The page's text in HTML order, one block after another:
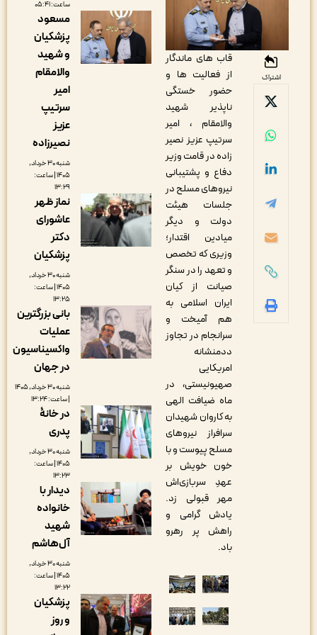
قاب های ماندگار
از فعالیت ها و
حضور خستگی
ناپذیر شهید
والامقام ، امیر
سرتیپ عزیز نصیر
زاده در قامت وزیر
دفاع و پشتیبانی
نیروهای مسلح در
جلسات هیئت
دولت و دیگر
میادین اقتدار؛
وزیری که تخصص
و تعهد را در سنگر
صیانت از کیان
ایران اسلامی به
هم آمیخت و
سرانجام در تجاوز
ددمنشانه
امریکایی
صهیونیستی، در
ماه ضیافت الهی
به کاروان شهیدان
سرافراز نیروهای
مسلح پیوست و با
خون خویش بر
عهدِ سربازی‌اش
مهر قبولی زد.
یادش گرامی و
راهش پر رهرو
مسعود
پزشکیان
و شهید
والامقام
نصیرزاده
شنبه ۳۰ خرداد,
۱۴۰۵ | ساعت:
نماز ظهر
عاشورای
دکتر
پزشکیان
شنبه ۳۰ خرداد,
۱۴۰۵ | ساعت:
بانی بزرگترین
عملیات
واکسیناسیون
در جهان
شنبه ۳۰ خرداد, ۱۴۰۵
در خانۀ
پدری
شنبه ۳۰ خرداد,
۱۴۰۵ | ساعت:
دیدار با
خانواده
شهید
آل‌هاشم
شنبه ۳۰ خرداد,
۱۴۰۵ | ساعت:
پزشکیان
و روز